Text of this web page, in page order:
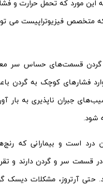
مورد که تحمل حرارت و
فیزیوتراپیست می
گردن قسمت‌های حساس سر
فشارهای کوچک به گردن
جبران ناپذیری به بار
شود.
درد است و بیمارانی که
قسمت سر و گردن دارند و
حتی آرتروز، مشکلات